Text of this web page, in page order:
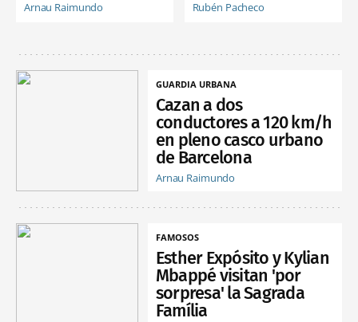
Arnau Raimundo Rubén Pacheco
GUARDIA URBANA
Cazan a dos
conductores a 120 km/h
en pleno casco urbano
de Barcelona
Arnau Raimundo
FAMOSOS
Esther Expósito y Kylian
Mbappé visitan 'por
sorpresa' la Sagrada
Família